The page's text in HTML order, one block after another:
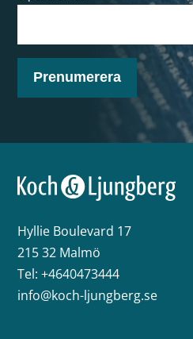
Hyllie Boulevard 17
215 32 Malmö
Tel:+4640473444
info@koch-ljungberg.se